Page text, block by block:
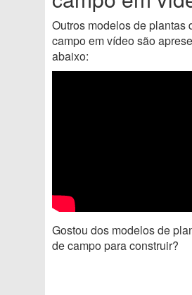
Outros modelos de plantas
campo em vídeo são
abaixo:
Gostou dos modelos de
de campo para construir?